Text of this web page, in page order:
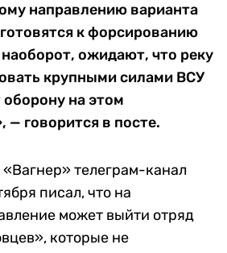
направлению варианта
к форсированию
ожидают, что реку
крупными силами ВСУ
на этом
— говорится в посте.
телеграм-канал
писал, что на
может выйти отряд
которые не